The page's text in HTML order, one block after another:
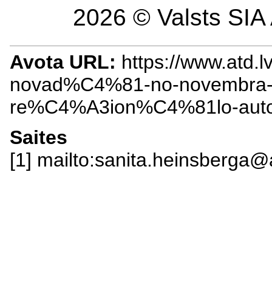
2026 © Valsts
Avota URL: https://
novad%C4%81-no-
re%C4%A3ion%C4%81lo-
Saites
[1]